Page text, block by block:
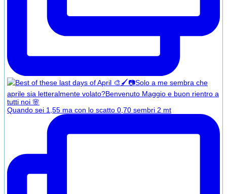
Quando sei 1,55 ma con lo scatto 0,70 sembri 2 mt